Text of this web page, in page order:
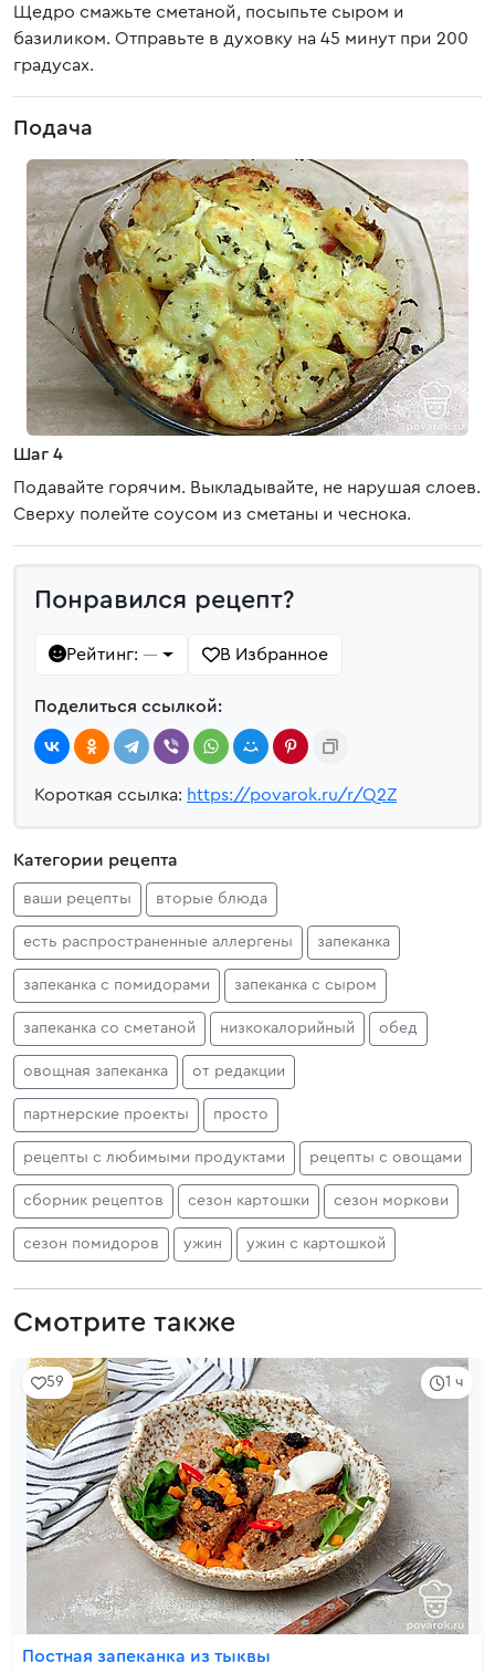
Щедро смажьте сметаной, посыпьте сыром и
базиликом. Отправьте в духовку на 45 минут при 200
градусах.
Подача
Шаг 4
Подавайте горячим. Выкладывайте, не нарушая слоев.
Сверху полейте соусом из сметаны и чеснока.
Понравился рецепт?
Рейтинг: — В Избранное
Поделиться ссылкой:
Короткая ссылка: https://povarok.ru/r/Q2Z
Категории рецепта
ваши рецепты вторые блюда
есть распространенные аллергены запеканка
запеканка с помидорами запеканка с сыром
запеканка со сметаной низкокалорийный обед
овощная запеканка от редакции
партнерские проекты просто
рецепты с любимыми продуктами рецепты с овощами
сборник рецептов сезон картошки сезон моркови
сезон помидоров ужин ужин с картошкой
Смотрите также
1 ч
59
Постная запеканка из тыквы